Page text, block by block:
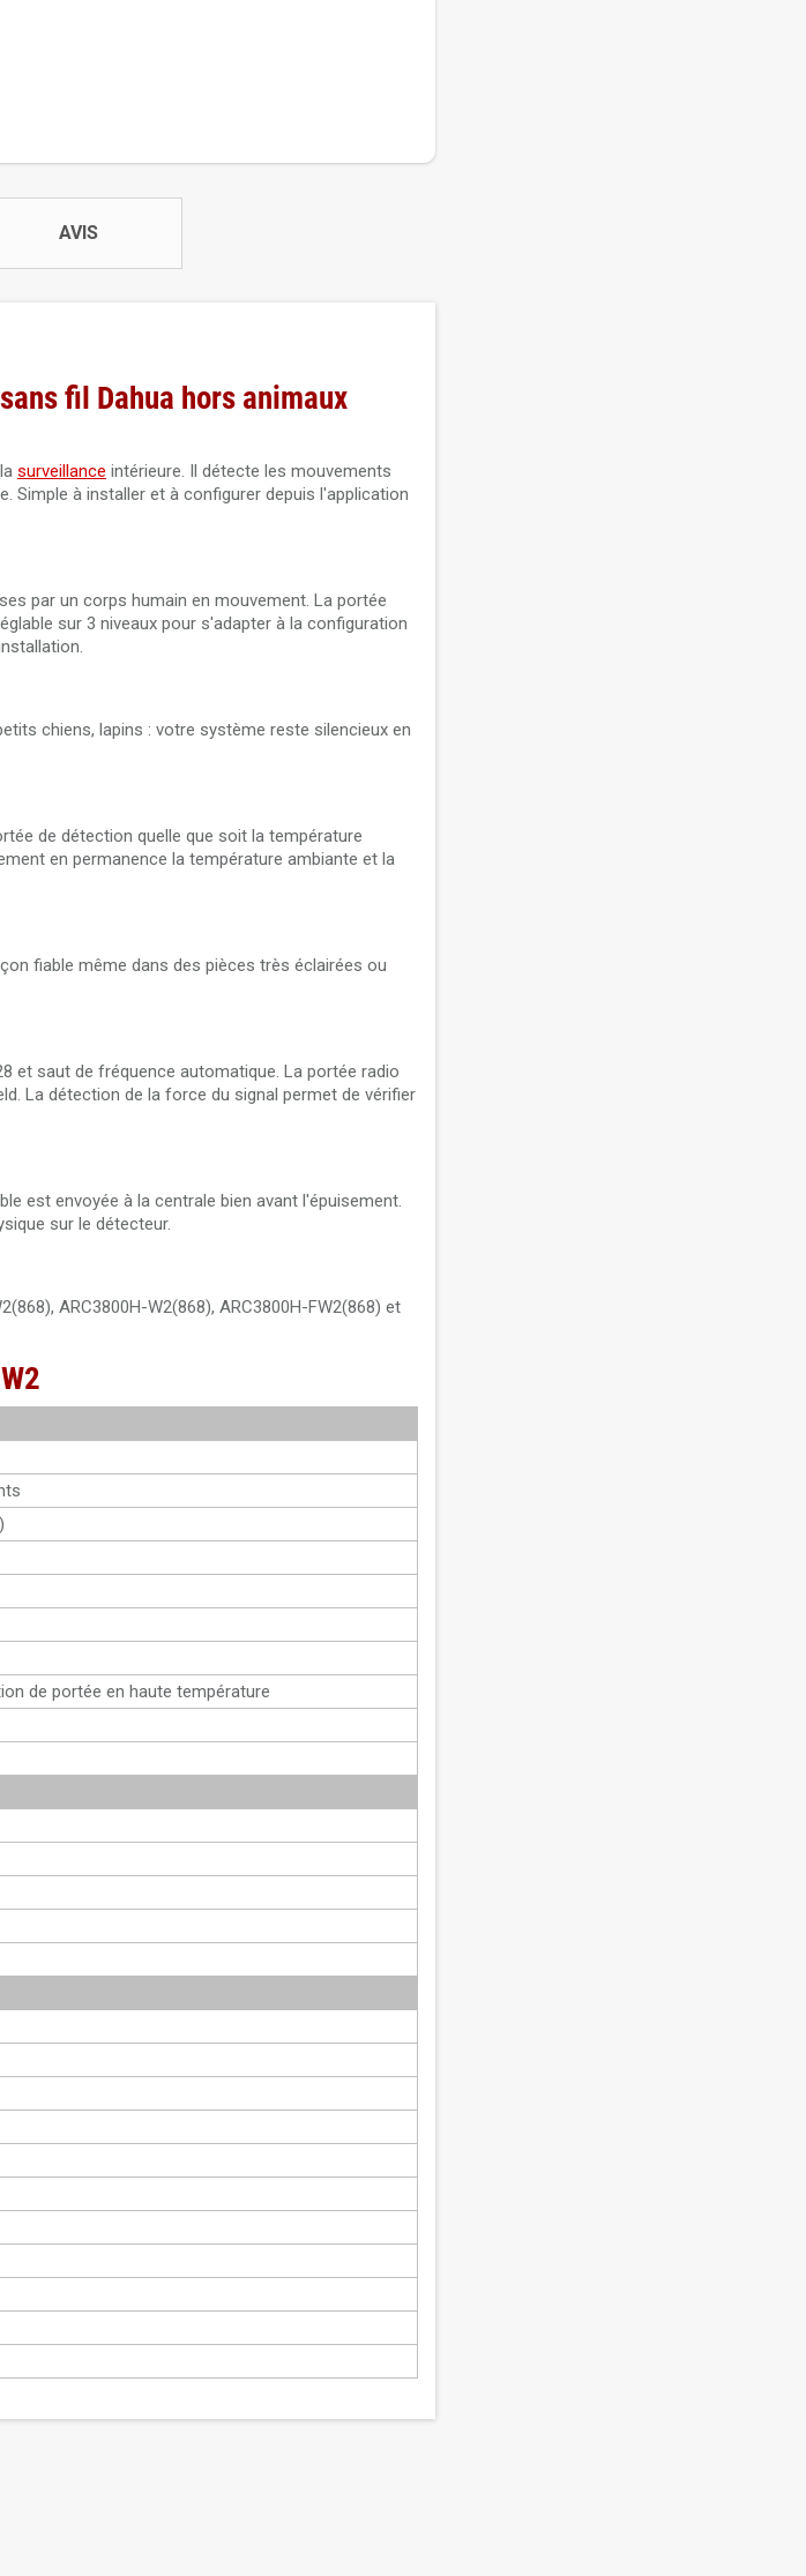
AVIS
fil Dahua hors animaux
surveillance intérieure. Il détecte les mouvements
Simple à installer et à configurer depuis l'application
par un corps humain en mouvement. La portée
sur 3 niveaux pour s'adapter à la configuration
chiens, lapins : votre système reste silencieux en
de détection quelle que soit la température
en permanence la température ambiante et la
fiable même dans des pièces très éclairées ou
et saut de fréquence automatique. La portée radio
La détection de la force du signal permet de vérifier
est envoyée à la centrale bien avant l'épuisement.
sur le détecteur.
ARC3800H-W2(868), ARC3800H-FW2(868) et
de portée en haute température